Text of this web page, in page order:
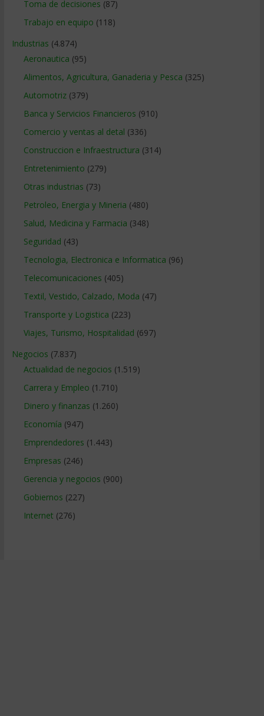
Toma de decisiones (87)
Trabajo en equipo (118)
Industrias (4.874)
Aeronautica (95)
Alimentos, Agricultura, Ganaderia y Pesca (325)
Automotriz(379)
Banca y Servicios Financieros (910)
Comercio y ventas al detal (336)
Construccion e Infraestructura (314)
Entretenimiento (279)
Otras industrias (73)
Petroleo, Energia y Mineria (480)
Salud, Medicina y Farmacia (348)
Seguridad (43)
Tecnologia, Electronica e Informatica (96)
Telecomunicaciones (405)
Textil, Vestido, Calzado, Moda (47)
Transporte y Logistica (223)
Viajes, Turismo, Hospitalidad (697)
Negocios (7.837)
Actualidad de negocios (1.519)
Carrera y Empleo (1.710)
Dinero y finanzas (1.260)
Economía (947)
Emprendedores (1.443)
Empresas (246)
Gerencia y negocios (900)
Gobiernos (227)
Internet (276)